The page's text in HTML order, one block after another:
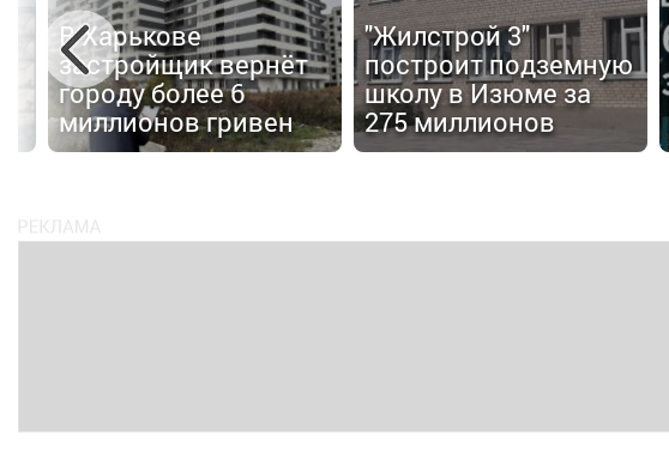
В Харькове
застройщик вернёт
городу более 6
миллионов гривен
"Жилстрой 3"
построит подземную
школу в Изюме за
275 миллионов